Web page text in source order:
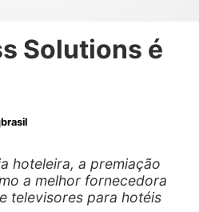
Solutions é
hoteleira, a premiação
a melhor fornecedora
televisores para hotéis